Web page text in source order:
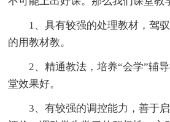
1、具有较强的处理教材，驾
的用教材教。
2、精通教法，培养“会学”辅
堂效果好。
3、有较强的调控能力，善于